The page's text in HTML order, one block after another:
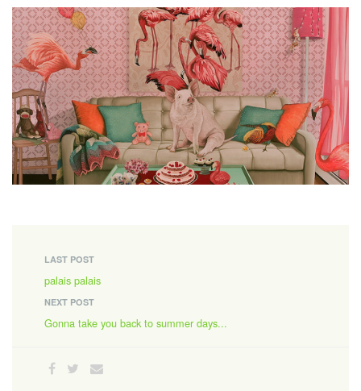
LAST POST
palais palais
NEXT POST
Gonna take you back to summer days...